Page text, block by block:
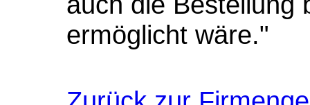
ermöglicht wäre."